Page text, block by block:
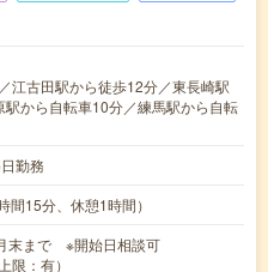
江古田駅から徒歩12分／東長崎駅
から自転車10分／練馬駅から自転
勤務
15分、休憩1時間）
3月末まで ※開始日相談可
限：有）